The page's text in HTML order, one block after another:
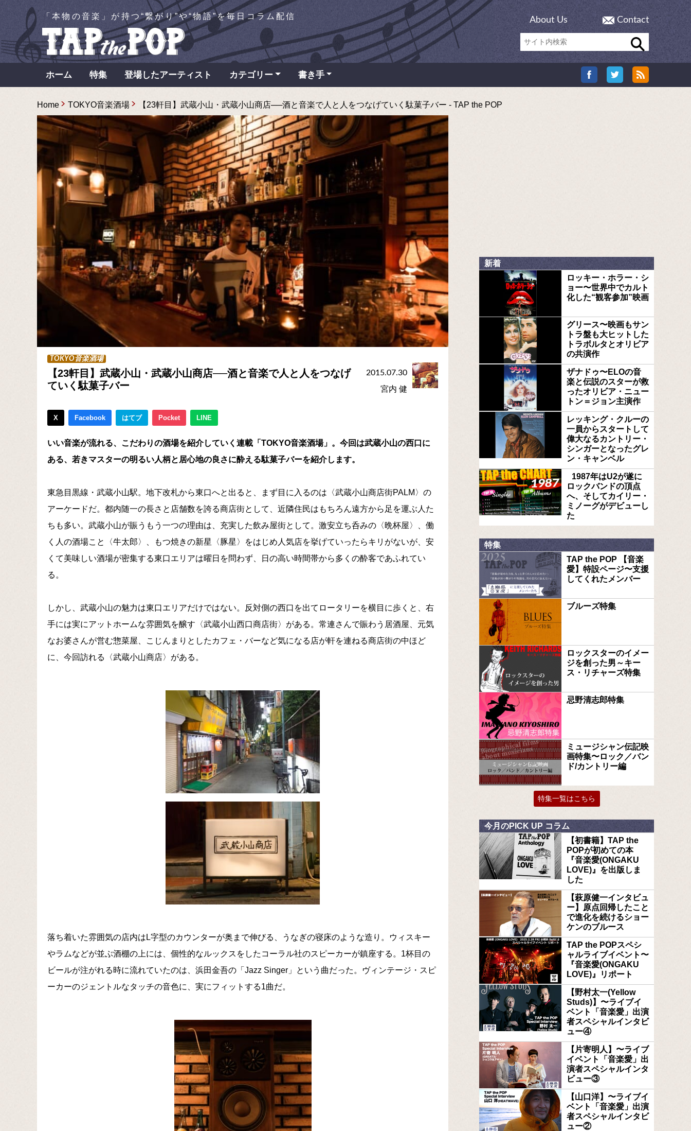
「本物の音楽」が持つ“繋がり”や“物語”を毎日コラム配信 About Us Contact
ホーム 特集 登場したアーティスト カテゴリー 書き手
Home TOKYO音楽酒場 【23軒目】武蔵小山・武蔵小山商店──酒と音楽で人と人をつなげていく駄菓子バー - TAP the POP
TOKYO音楽酒場
【23軒目】武蔵小山・武蔵小山商店──酒と音楽で人と人をつなげ
ていく駄菓子バー
2015.07.30
宮内 健
X Facebook はてブ Pocket LINE
いい音楽が流れる、こだわりの酒場を紹介していく連載「TOKYO音楽酒場」。今回は武蔵小山の西口に
ある、若きマスターの明るい人柄と居心地の良さに酔える駄菓子バーを紹介します。
東急目黒線・武蔵小山駅。地下改札から東口へと出ると、まず目に入るのは〈武蔵小山商店街PALM〉の
アーケードだ。都内随一の長さと店舗数を誇る商店街として、近隣住民はもちろん遠方から足を運ぶ人た
ちも多い。武蔵小山が賑うもう一つの理由は、充実した飲み屋街として。激安立ち呑みの〈晩杯屋〉、働
く人の酒場こと〈牛太郎〉、もつ焼きの新星〈豚星〉をはじめ人気店を挙げていったらキリがないが、安
くて美味しい酒場が密集する東口エリアは曜日を問わず、日の高い時間帯から多くの酔客であふれてい
る。
しかし、武蔵小山の魅力は東口エリアだけではない。反対側の西口を出てロータリーを横目に歩くと、右
手には実にアットホームな雰囲気を醸す〈武蔵小山西口商店街〉がある。常連さんで賑わう居酒屋、元気
なお婆さんが営む惣菜屋、こじんまりとしたカフェ・バーなど気になる店が軒を連ねる商店街の中ほど
に、今回訪れる〈武蔵小山商店〉がある。
落ち着いた雰囲気の店内はL字型のカウンターが奥まで伸びる、うなぎの寝床のような造り。ウィスキー
やラムなどが並ぶ酒棚の上には、個性的なルックスをしたコーラル社のスピーカーが鎮座する。1杯目の
ビールが注がれる時に流れていたのは、浜田金吾の「Jazz Singer」という曲だった。ヴィンテージ・スピ
ーカーのジェントルなタッチの音色に、実にフィットする1曲だ。
新着
ロッキー・ホラー・シ
ョー〜世界中でカルト
化した“観客参加”映画
グリース〜映画もサン
トラ盤も大ヒットした
トラボルタとオリビア
の共演作
ザナドゥ〜ELOの音
楽と伝説のスターが救
ったオリビア・ニュー
トン＝ジョン主演作
レッキング・クルーの
一員からスタートして
偉大なるカントリー・
シンガーとなったグレ
ン・キャンベル
1987年はU2が遂に
ロックバンドの頂点
へ、そしてカイリー・
ミノーグがデビューし
た
特集
TAP the POP 【音楽
愛】特設ページ〜支援
してくれたメンバー
ブルーズ特集
ロックスターのイメー
ジを創った男～キー
ス・リチャーズ特集
忌野清志郎特集
ミュージシャン伝記映
画特集〜ロック／バン
ド/カントリー編
特集一覧はこちら
今月のPICK UP コラム
【初書籍】TAP the
POPが初めての本
『音楽愛(ONGAKU
LOVE)』を出版しま
した
【萩原健一インタビュ
ー】原点回帰したこと
で進化を続けるショー
ケンのブルース
TAP the POPスペシ
ャルライブイベント〜
『音楽愛(ONGAKU
LOVE)』リポート
【野村太一(Yellow
Studs)】〜ライブイ
ベント「音楽愛」出演
者スペシャルインタビ
ュー④
【片寄明人】〜ライブ
イベント「音楽愛」出
演者スペシャルインタ
ビュー③
【山口洋】〜ライブイ
ベント「音楽愛」出演
者スペシャルインタビ
ュー②